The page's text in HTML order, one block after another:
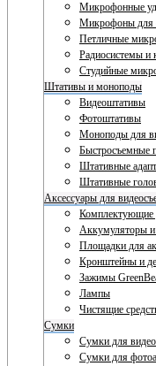
Микрофонные
Микрофоны для
Петличные
Радиосистемы и
Студийные
Штативы и моноподы
Видеоштативы
Фотоштативы
Моноподы для
Быстросъемные
Штативные
Штативные
Аксессуары для
Комплектующие
Аккумуляторы и
Площадки для
Кронштейны и
Зажимы
Лампы
Чистящие
Сумки
Сумки для
Сумки для